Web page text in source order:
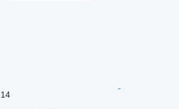
14